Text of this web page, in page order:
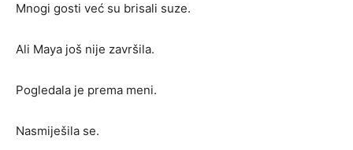
Mnogi gosti već su brisali suze.
Ali Maya još nije završila.
Pogledala je prema meni.
Nasmiješila se.